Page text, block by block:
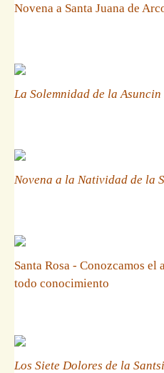
Novena a Santa Juana de
La Solemnidad de la
Novena a la Natividad de la
Santa Rosa - Conozcamos el
todo conocimiento
Los Siete Dolores de la